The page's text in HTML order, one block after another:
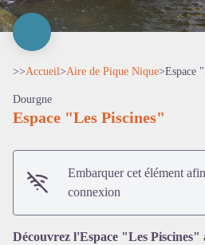
>>Accueil>Aire de Pique Nique>Espace
Dourgne
Espace "Les Piscines"
Embarquer cet élément
connexion
Découvrez l'Espace "Les